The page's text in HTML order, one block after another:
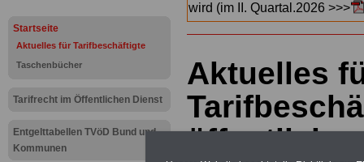
Startseite
Aktuelles für Tarifbeschäftigte
Taschenbücher
Tarifrecht im Öffentlichen Dienst
Entgelttabellen TVöD Bund und
Kommunen
wird (im II. Quartal.2026 >>>
Aktuelles